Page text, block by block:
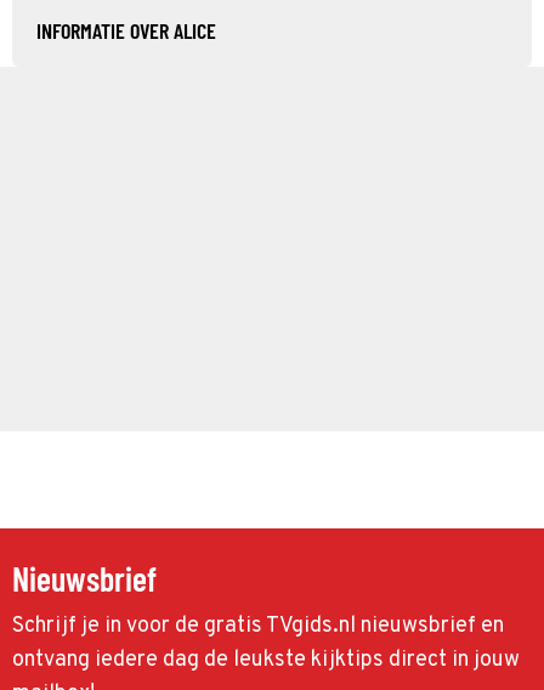
INFORMATIE OVER ALICE
Nieuwsbrief
Schrijf je in voor de gratis TVgids.nl nieuwsbrief en
ontvang iedere dag de leukste kijktips direct in jouw